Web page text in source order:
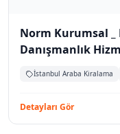
Norm Kurumsal
Danışmanlık
İstanbul Araba Kiralama
Detayları Gör